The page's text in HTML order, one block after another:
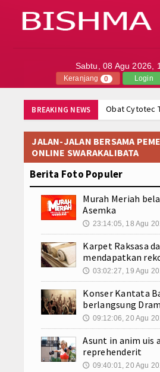
Index Berita
Tentang Kami
Berita
Politik
Ekonomi
Portal Produk Cytotec
Tutorial
Internasional
Teknologi
Sabtu, 08 Agu 2026,
Keranjang 0 Login
BREAKING NEWS
Obat Cytotec
Obat Cytotec
Obat Cytotec
Obat Cytotec
Obat Cytotec
Obat Cytotec
Obat Cytotec
Obat Cytotec
Jual Obat
Obat Cytotec
Obat Cytotec
Obat Cytotec
Obat Cytotec
Obat Cytotec
Obat Cytotec
Obat Cytotec
JALAN-JALAN BERSAMA
ONLINE SWARAKALIBATA
Berita Foto Populer
Murah Meriah
Asemka
🕔 23:14:05, 18 Agu
Karpet Raksasa
mendapatkan
🕔 03:02:27, 19 Agu
Konser Kantata
berlangsung
🕔 09:12:06, 20 Agu
Asunt in anim uis
reprehenderit
🕔 09:40:01, 20 Agu